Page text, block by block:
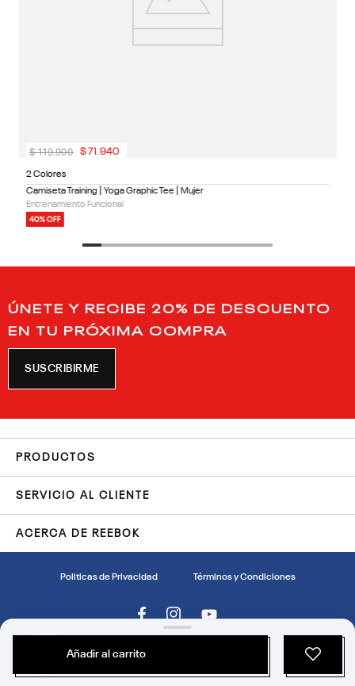
2 Colores
Camiseta Training | Yoga Graphic Tee | Mujer
Entrenamiento Funcional
40% OFF
$ 119.900 $71.940
Añadir al carrito
ÚNETE Y RECIBE 20% DE DESCUENTO
EN TU PRÓXIMA COMPRA
SUSCRIBIRME
PRODUCTOS
SERVICIO AL CLIENTE
ACERCA DE REEBOK
Politicas de Privacidad Términos y Condiciones
Reebok™ es una marca registrada de Reebok International Limited.